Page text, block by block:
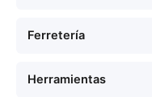
Ferretería
Herramientas